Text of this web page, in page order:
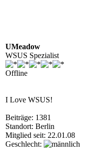
UMeadow
WSUS Spezialist
Offline
I Love WSUS!
Beiträge: 1381
Standort: Berlin
Mitglied seit: 22.01.08
Geschlecht: